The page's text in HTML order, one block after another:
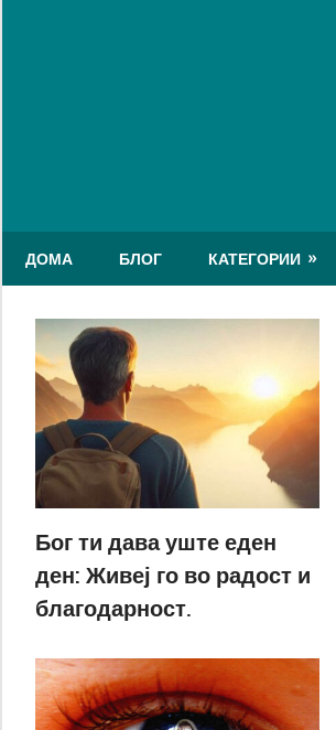
ДОМА БЛОГ КАТЕГОРИИ
Бог ти дава уште еден
ден: Живеј го во радост и
благодарност.